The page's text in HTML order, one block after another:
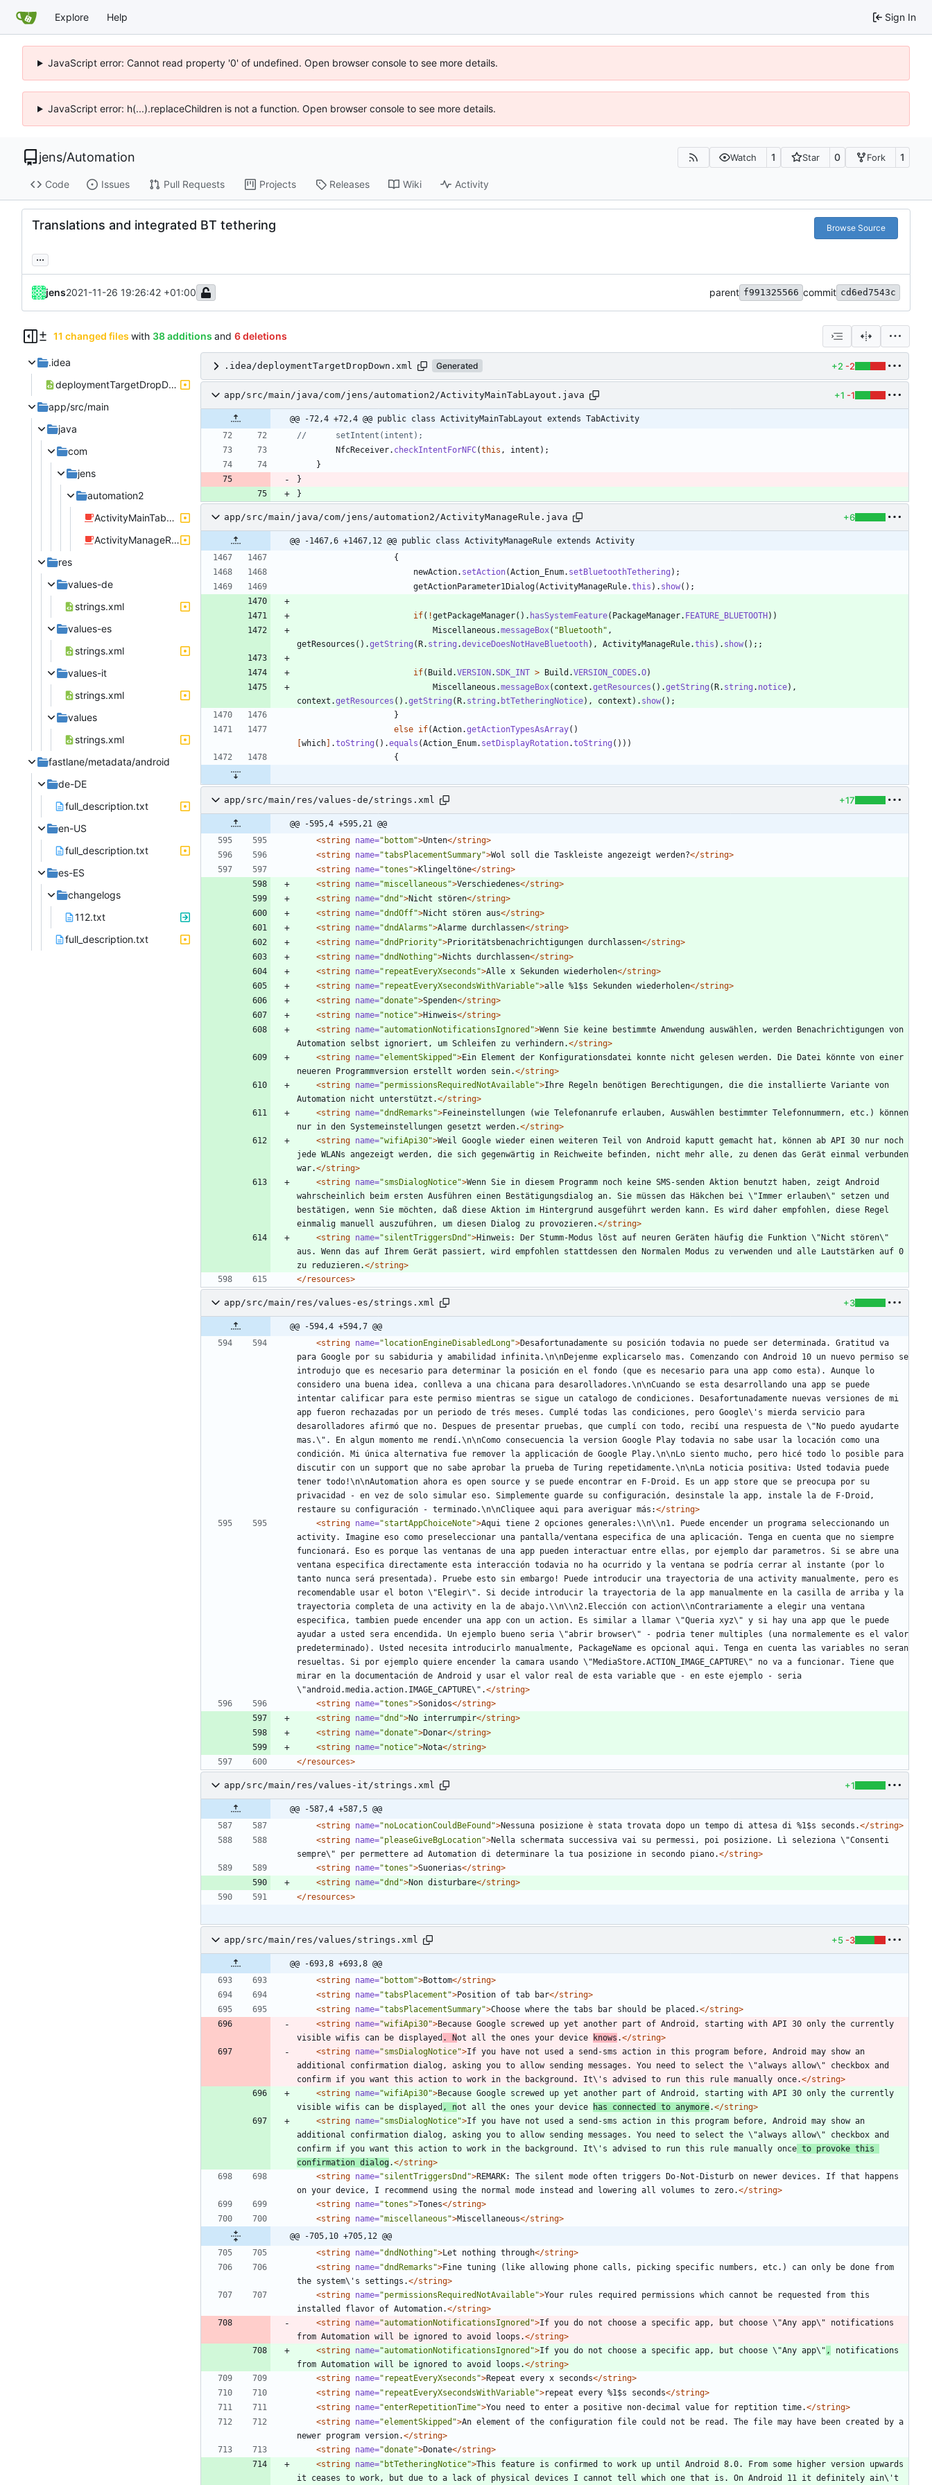
Explore Help Sign In
JavaScript error: Cannot read property '0' of undefined. Open browser console to see more details.
JavaScript error: h(...).replaceChildren is not a function. Open browser console to see more details.
jens/Automation Watch 1 Star 0 Fork 1
Code Issues Pull Requests Projects Releases Wiki Activity
Translations and integrated BT tethering Browse Source
...
jens2021-11-26 19:26:42 +01:00 parent f991325566 commit cd6ed7543c
11 changed files with 38 additions and 6 deletions
.idea
deploymentTargetDropDown.xml
app/src/main
java
com
jens
automation2
ActivityMainTabLayout.java
ActivityManageRule.java
res
values-de
strings.xml
values-es
strings.xml
values-it
strings.xml
values
strings.xml
fastlane/metadata/android
de-DE
full_description.txt
en-US
full_description.txt
es-ES
changelogs
112.txt
full_description.txt
.idea/deploymentTargetDropDown.xml Generated +2 -2
app/src/main/java/com/jens/automation2/ActivityMainTabLayout.java +1 -1
@@ -72,4 +72,4 @@ public class ActivityMainTabLayout extends TabActivity
//	    setIntent(intent);
NfcReceiver. checkIntentForNFC(this , intent ) ;
}
}
}
app/src/main/java/com/jens/automation2/ActivityManageRule.java +6
@@ -1467,6 +1467,12 @@ public class ActivityManageRule extends Activity
{
newAction. setAction(Action_Enum. setBluetoothTethering ) ;
getActionParameter1Dialog(ActivityManageRule.this ) . show( ) ;
if( !getPackageManager( ) . hasSystemFeature( PackageManager. FEATURE_BLUETOOTH) )
Miscellaneous .messageBox( "Bluetooth" ,
getResources ( ) .getString (R. string .deviceDoesNotHaveBluetooth) , ActivityManageRule.this ) . show( ) ; ;
if( Build .VERSION.SDK_INT > Build .VERSION_CODES.O)
Miscellaneous .messageBox( context .getResources ( ) .getString (R. string . notice) ,
context .getResources ( ) .getString (R. string . btTetheringNotice) , context ) . show( ) ;
}
else if(Action.getActionTypesAsArray( )
[which] .toString ( ) .equals (Action_Enum. setDisplayRotation.toString ( ) ) )
{
app/src/main/res/values-de/strings.xml +17
@@ -595,4 +595,21 @@
<string name="bottom">Unten</string>
<string name="tabsPlacementSummary">Wol soll die Taskleiste angezeigt werden?</string>
<string name="tones">Klingeltöne</string>
<string name="miscellaneous">Verschiedenes</string>
<string name="dnd">Nicht stören</string>
<string name="dndOff">Nicht stören aus</string>
<string name="dndAlarms">Alarme durchlassen</string>
<string name="dndPriority">Prioritätsbenachrichtigungen durchlassen</string>
<string name="dndNothing">Nichts durchlassen</string>
<string name="repeatEveryXseconds">Alle x Sekunden wiederholen</string>
<string name="repeatEveryXsecondsWithVariable">alle %1$s Sekunden wiederholen</string>
<string name="donate">Spenden</string>
<string name="notice">Hinweis</string>
<string name="automationNotificationsIgnored">Wenn Sie keine bestimmte Anwendung auswählen, werden Benachrichtigungen von
Automation selbst ignoriert, um Schleifen zu verhindern.</string>
<string name="elementSkipped">Ein Element der Konfigurationsdatei konnte nicht gelesen werden. Die Datei könnte von einer
neueren Programmversion erstellt worden sein.</string>
<string name="permissionsRequiredNotAvailable">Ihre Regeln benötigen Berechtigungen, die die installierte Variante von
Automation nicht unterstützt.</string>
<string name="dndRemarks">Feineinstellungen (wie Telefonanrufe erlauben, Auswählen bestimmter Telefonnummern, etc.) können
nur in den Systemeinstellungen gesetzt werden.</string>
<string name="wifiApi30">Weil Google wieder einen weiteren Teil von Android kaputt gemacht hat, können ab API 30 nur noch
jede WLANs angezeigt werden, die sich gegenwärtig in Reichweite befinden, nicht mehr alle, zu denen das Gerät einmal verbunden
war.</string>
<string name="smsDialogNotice">Wenn Sie in diesem Programm noch keine SMS-senden Aktion benutzt haben, zeigt Android
wahrscheinlich beim ersten Ausführen einen Bestätigungsdialog an. Sie müssen das Häkchen bei \"Immer erlauben\" setzen und
bestätigen, wenn Sie möchten, daß diese Aktion im Hintergrund ausgeführt werden kann. Es wird daher empfohlen, diese Regel
einmalig manuell auszuführen, um diesen Dialog zu provozieren.</string>
<string name="silentTriggersDnd">Hinweis: Der Stumm-Modus löst auf neuren Geräten häufig die Funktion \"Nicht stören\"
aus. Wenn das auf Ihrem Gerät passiert, wird empfohlen stattdessen den Normalen Modus zu verwenden und alle Lautstärken auf 0
zu reduzieren.</string>
</resources>
app/src/main/res/values-es/strings.xml +3
@@ -594,4 +594,7 @@
<string name="locationEngineDisabledLong">Desafortunadamente su posición todavia no puede ser determinada. Gratitud va
para Google por su sabiduria y amabilidad infinita.\n\nDejenme explicarselo mas. Comenzando con Android 10 un nuevo permiso se
introdujo que es necesario para determinar la posición en el fondo (que es necesario para una app como esta). Aunque lo
considero una buena idea, conlleva a una chicana para desarolladores.\n\nCuando se esta desarrollando una app se puede
intentar calificar para este permiso mientras se sigue un catalogo de condiciones. Desafortunadamente nuevas versiones de mi
app fueron rechazadas por un periodo de trés meses. Cumplé todas las condiciones, pero Google\'s mierda servicio para
desarolladores afirmó que no. Despues de presentar pruebas, que cumplí con todo, recibí una respuesta de \"No puedo ayudarte
mas.\". En algun momento me rendí.\n\nComo consecuencia la version Google Play todavia no sabe usar la locación como una
condición. Mi única alternativa fue remover la applicación de Google Play.\n\nLo siento mucho, pero hicé todo lo posible para
discutir con un support que no sabe aprobar la prueba de Turing repetidamente.\n\nLa noticia positiva: Usted todavia puede
tener todo!\n\nAutomation ahora es open source y se puede encontrar en F-Droid. Es un app store que se preocupa por su
privacidad - en vez de solo simular eso. Simplemente guarde su configuración, desinstale la app, instale la de F-Droid,
restaure su configuración - terminado.\n\nCliquee aqui para averiguar más:</string>
<string name="startAppChoiceNote">Aqui tiene 2 opciones generales:\\n\\n1. Puede encender un programa seleccionando un
activity. Imagine eso como preseleccionar una pantalla/ventana especifica de una aplicación. Tenga en cuenta que no siempre
funcionará. Eso es porque las ventanas de una app pueden interactuar entre ellas, por ejemplo dar parametros. Si se abre una
ventana especifica directamente esta interacción todavia no ha ocurrido y la ventana se podría cerrar al instante (por lo
tanto nunca será presentada). Pruebe esto sin embargo! Puede introducir una trayectoria de una activity manualmente, pero es
recomendable usar el boton \"Elegir\". Si decide introducir la trayectoria de la app manualmente en la casilla de arriba y la
trayectoria completa de una activity en la de abajo.\\n\\n2.Elección con action\\nContrariamente a elegir una ventana
especifica, tambien puede encender una app con un action. Es similar a llamar \"Queria xyz\" y si hay una app que le puede
ayudar a usted sera encendida. Un ejemplo bueno seria \"abrir browser\" - podria tener multiples (una normalemente es el valor
predeterminado). Usted necesita introducirlo manualmente, PackageName es opcional aqui. Tenga en cuenta las variables no seran
resueltas. Si por ejemplo quiere encender la camara usando \"MediaStore.ACTION_IMAGE_CAPTURE\" no va a funcionar. Tiene que
mirar en la documentación de Android y usar el valor real de esta variable que - en este ejemplo - seria
\"android.media.action.IMAGE_CAPTURE\".</string>
<string name="tones">Sonidos</string>
<string name="dnd">No interrumpir</string>
<string name="donate">Donar</string>
<string name="notice">Nota</string>
</resources>
app/src/main/res/values-it/strings.xml +1
@@ -587,4 +587,5 @@
<string name="noLocationCouldBeFound">Nessuna posizione è stata trovata dopo un tempo di attesa di %1$s seconds.</string>
<string name="pleaseGiveBgLocation">Nella schermata successiva vai su permessi, poi posizione. Lì seleziona \"Consenti
sempre\" per permettere ad Automation di determinare la tua posizione in secondo piano.</string>
<string name="tones">Suonerias</string>
<string name="dnd">Non disturbare</string>
</resources>
app/src/main/res/values/strings.xml +5 -3
@@ -693,8 +693,8 @@
<string name="bottom">Bottom</string>
<string name="tabsPlacement">Position of tab bar</string>
<string name="tabsPlacementSummary">Choose where the tabs bar should be placed.</string>
<string name="wifiApi30">Because Google screwed up yet another part of Android, starting with API 30 only the currently
visible wifis can be displayed . Not all the ones your device knows .</string>
<string name="smsDialogNotice">If you have not used a send-sms action in this program before, Android may show an
additional confirmation dialog, asking you to allow sending messages. You need to select the \"always allow\" checkbox and
confirm if you want this action to work in the background. It\'s advised to run this rule manually once.</string>
<string name="wifiApi30">Because Google screwed up yet another part of Android, starting with API 30 only the currently
visible wifis can be displayed , not all the ones your device has connected to anymore.</string>
<string name="smsDialogNotice">If you have not used a send-sms action in this program before, Android may show an
additional confirmation dialog, asking you to allow sending messages. You need to select the \"always allow\" checkbox and
confirm if you want this action to work in the background. It\'s advised to run this rule manually once to provoke this
confirmation dialog.</string>
<string name="silentTriggersDnd">REMARK: The silent mode often triggers Do-Not-Disturb on newer devices. If that happens
on your device, I recommend using the normal mode instead and lowering all volumes to zero.</string>
<string name="tones">Tones</string>
<string name="miscellaneous">Miscellaneous</string>
@@ -705,10 +705,12 @@
<string name="dndNothing">Let nothing through</string>
<string name="dndRemarks">Fine tuning (like allowing phone calls, picking specific numbers, etc.) can only be done from
the system\'s settings.</string>
<string name="permissionsRequiredNotAvailable">Your rules required permissions which cannot be requested from this
installed flavor of Automation.</string>
<string name="automationNotificationsIgnored">If you do not choose a specific app, but choose \"Any app\" notifications
from Automation will be ignored to avoid loops.</string>
<string name="automationNotificationsIgnored">If you do not choose a specific app, but choose \"Any app\" ,
notifications
from Automation will be ignored to avoid loops.</string>
<string name="repeatEveryXseconds">Repeat every x seconds</string>
<string name="repeatEveryXsecondsWithVariable">repeat every %1$s seconds</string>
<string name="enterRepetitionTime">You need to enter a positive non-decimal value for reptition time.</string>
<string name="elementSkipped">An element of the configuration file could not be read. The file may have been created by a
newer program version.</string>
<string name="donate">Donate</string>
<string name="btTetheringNotice">This feature is confirmed to work up until Android 8.0. From some higher version upwards
it ceases to work, but due to a lack of physical devices I cannot tell which one that is. On Android 11 it definitely ain\'t